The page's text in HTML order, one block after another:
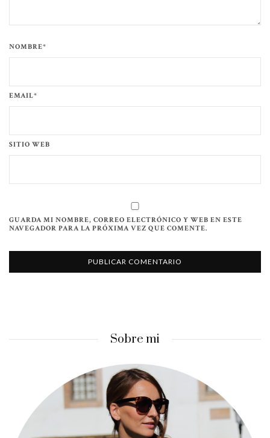
NOMBRE*
EMAIL*
SITIO WEB
GUARDA MI NOMBRE, CORREO ELECTRÓNICO Y WEB EN ESTE
NAVEGADOR PARA LA PRÓXIMA VEZ QUE COMENTE.
Sobre mi